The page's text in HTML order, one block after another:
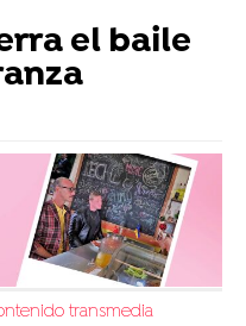
el baile
transmedia